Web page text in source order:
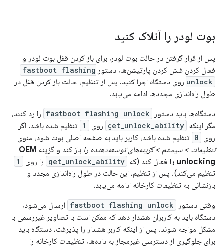
بوت لودر را آنلاک کنید
پس از قرار گرفتن در حالت بوت لودر، برای باز کردن قفل بوت لودر و
فعال کردن فلش کردن پارتیشن‌ها، دستور fastboot flashing
unlock روی دستگاه اجرا کنید. پس از تنظیم، حالت باز کردن قفل در
طول راه‌اندازی مجددها ادامه می‌یابد.
دستگاه‌ها باید دستور
fastboot flashing unlock را رد کنند،
مگر اینکه get_unlock_ability روی 1 تنظیم شده باشد. اگر
روی 0 تنظیم شده باشد، کاربر باید به صفحه اصلی بوت شود، منوی
تنظیمات > سیستم > گزینه‌های توسعه‌دهنده را باز کند و گزینه OEM
unlocking را
فعال کند (که get_unlock_ability را روی 1
تنظیم می‌کند). پس از تنظیم، این حالت در طول راه‌اندازی مجدد و
بازنشانی به تنظیمات کارخانه ادامه می‌یابد.
وقتی دستور
fastboot flashing unlock ارسال می‌شود،
دستگاه باید به کاربران هشدار دهد که ممکن است با تصاویر غیررسمی با
مشکل مواجه شوند. پس از اینکه کاربر هشدار را پذیرفت، دستگاه باید
برای جلوگیری از دسترسی غیرمجاز به داده‌ها، تنظیمات کارخانه را